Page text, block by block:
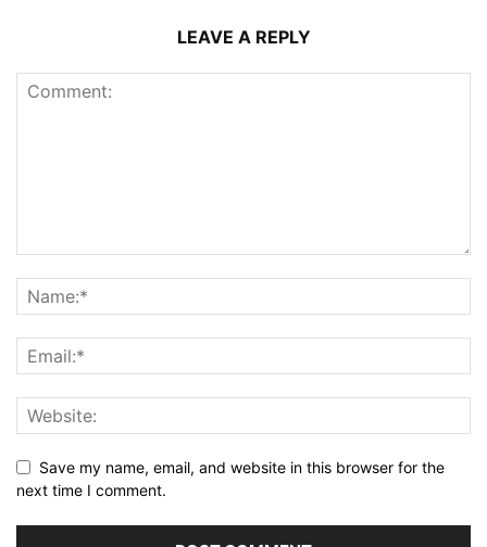
LEAVE A REPLY
Save my name, email, and website in this browser for the
next time I comment.